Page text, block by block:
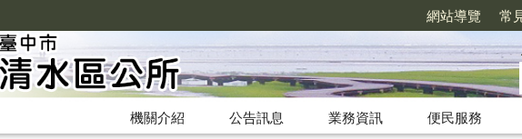
網站導覽 常
機關介紹 公告訊息 業務資訊 便民服務